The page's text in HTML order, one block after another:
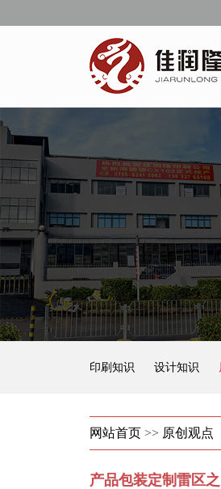
印刷知识 设计知识
网站首页 >> 原创观点
产品包装定制雷区